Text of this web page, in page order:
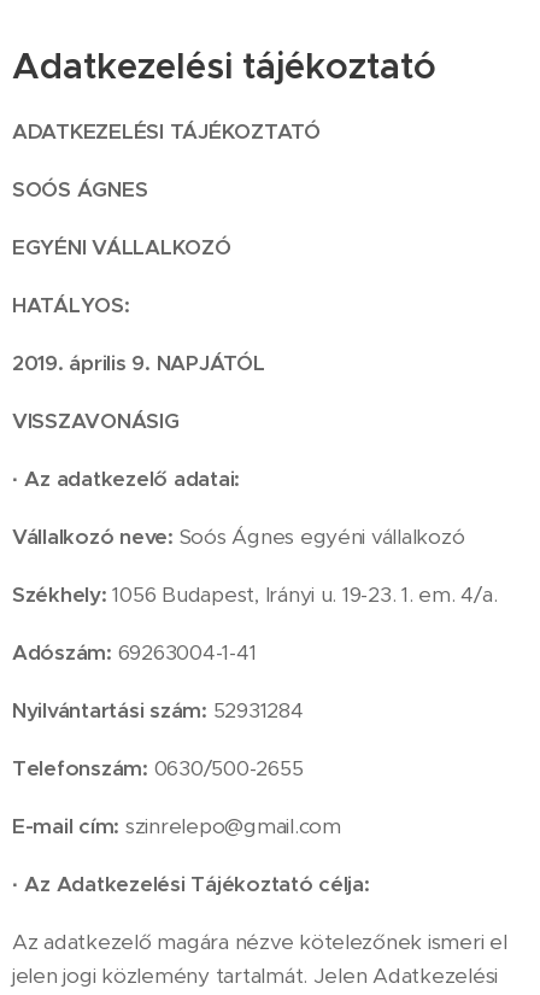
Adatkezelési tájékoztató
ADATKEZELÉSI TÁJÉKOZTATÓ
SOÓS ÁGNES
EGYÉNI VÁLLALKOZÓ
HATÁLYOS:
2019. április 9. NAPJÁTÓL
VISSZAVONÁSIG
·Az adatkezelő adatai:
Vállalkozó neve: Soós Ágnes egyéni vállalkozó
Székhely: 1056 Budapest, Irányi u. 19-23. 1. em. 4/a.
Adószám: 69263004-1-41
Nyilvántartási szám: 52931284
Telefonszám: 0630/500-2655
E-mail cím: szinrelepo@gmail.com
·Az Adatkezelési Tájékoztató célja:
Az adatkezelő magára nézve kötelezőnek ismeri el
jelen jogi közlemény tartalmát. Jelen Adatkezelési